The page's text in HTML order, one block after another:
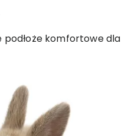
podłoże komfortowe dla